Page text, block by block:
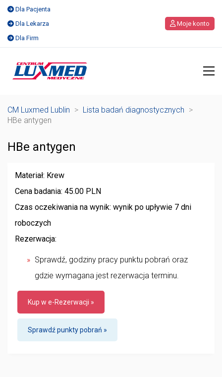
Dla Pacjenta
Dla Lekarza
Dla Firm
Moje konto
CM Luxmed Lublin > Lista badań diagnostycznych >
HBe antygen
HBe antygen
Materiał: Krew
Cena badania: 45.00 PLN
Czas oczekiwania na wynik: wynik po upływie 7 dni
roboczych
Rezerwacja:
Sprawdź, godziny pracy punktu pobrań oraz
gdzie wymagana jest rezerwacja terminu.
Kup w e-Rezerwacji »
Sprawdź punkty pobrań »